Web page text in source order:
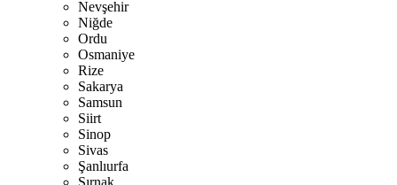
Nevşehir
Niğde
Ordu
Osmaniye
Rize
Sakarya
Samsun
Siirt
Sinop
Sivas
Şanlıurfa
Şırnak